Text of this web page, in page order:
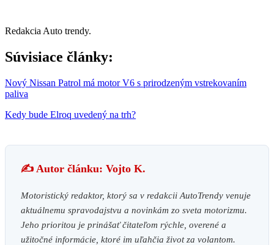
Redakcia Auto trendy.
Súvisiace články:
Nový Nissan Patrol má motor V6 s prirodzeným vstrekovaním
paliva
Kedy bude Elroq uvedený na trh?
✍️ Autor článku: Vojto K.
Motoristický redaktor, ktorý sa v redakcii AutoTrendy venuje
aktuálnemu spravodajstvu a novinkám zo sveta motorizmu.
Jeho prioritou je prinášať čitateľom rýchle, overené a
užitočné informácie, ktoré im uľahčia život za volantom.